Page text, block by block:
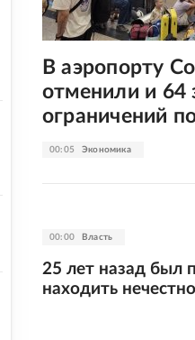
00:05 Экономика
В аэропорту
отменили и 64
ограничений
00:00 Власть
25 лет назад был
находить